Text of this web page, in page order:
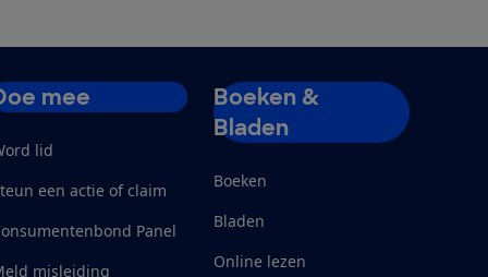
mee
lid
een actie of claim
Panel
misleiding
Boeken &
Bladen
Boeken
Bladen
Online lezen